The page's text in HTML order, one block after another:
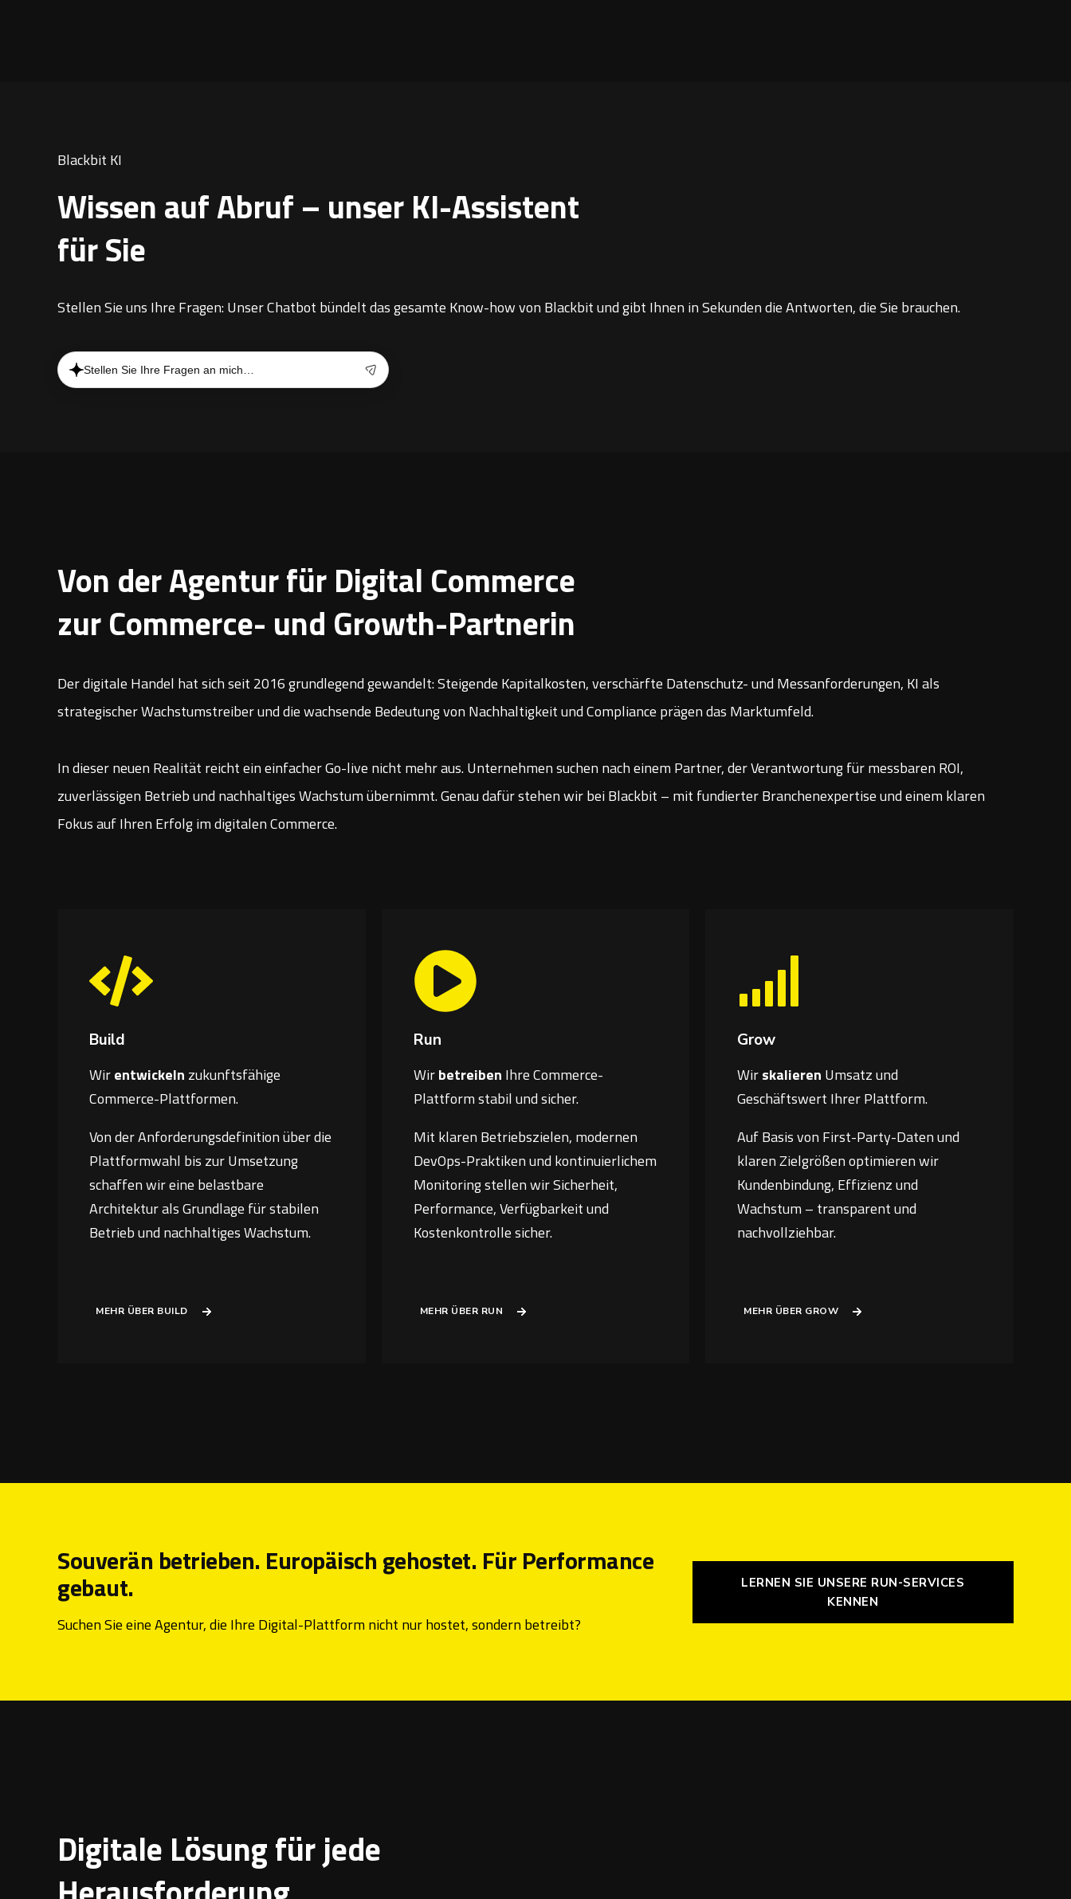
Blackbit KI
Wissen auf Abruf – unser KI-Assistent
für Sie
Stellen Sie uns Ihre Fragen: Unser Chatbot bündelt das gesamte Know-how von Blackbit und gibt Ihnen in Sekunden die Antworten, die Sie brauchen.
Stellen Sie Ihre Fragen an mich…
Von der Agentur für Digital Commerce
zur Commerce- und Growth-Partnerin
Der digitale Handel hat sich seit 2016 grundlegend gewandelt: Steigende Kapitalkosten, verschärfte Datenschutz- und Messanforderungen, KI als
strategischer Wachstumstreiber und die wachsende Bedeutung von Nachhaltigkeit und Compliance prägen das Marktumfeld.
In dieser neuen Realität reicht ein einfacher Go-live nicht mehr aus. Unternehmen suchen nach einem Partner, der Verantwortung für messbaren ROI,
zuverlässigen Betrieb und nachhaltiges Wachstum übernimmt. Genau dafür stehen wir bei Blackbit – mit fundierter Branchenexpertise und einem klaren
Fokus auf Ihren Erfolg im digitalen Commerce.
Build
Wirentwickeln zukunftsfähige
Commerce-Plattformen.
Von der Anforderungsdefinition über die
Plattformwahl bis zur Umsetzung
schaffen wir eine belastbare
Architektur als Grundlage für stabilen
Betrieb und nachhaltiges Wachstum.
MEHR ÜBER BUILD
Run
Wirbetreiben Ihre Commerce-
Plattform stabil und sicher.
Mit klaren Betriebszielen, modernen
DevOps-Praktiken und kontinuierlichem
Monitoring stellen wir Sicherheit,
Performance, Verfügbarkeit und
Kostenkontrolle sicher.
MEHR ÜBER RUN
Grow
Wirskalieren Umsatz und
Geschäftswert Ihrer Plattform.
Auf Basis von First-Party-Daten und
klaren Zielgrößen optimieren wir
Kundenbindung, Effizienz und
Wachstum – transparent und
nachvollziehbar.
MEHR ÜBER GROW
Souverän betrieben. Europäisch gehostet. Für Performance
gebaut.
Suchen Sie eine Agentur, die Ihre Digital-Plattform nicht nur hostet, sondern betreibt?
LERNEN SIE UNSERE RUN-SERVICES
KENNEN
Digitale Lösung für jede